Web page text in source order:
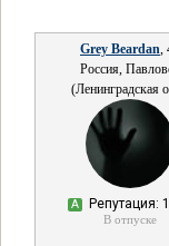
Grey Beardan,
Россия,
(Ленинградская
А Репутация:
В отпуске